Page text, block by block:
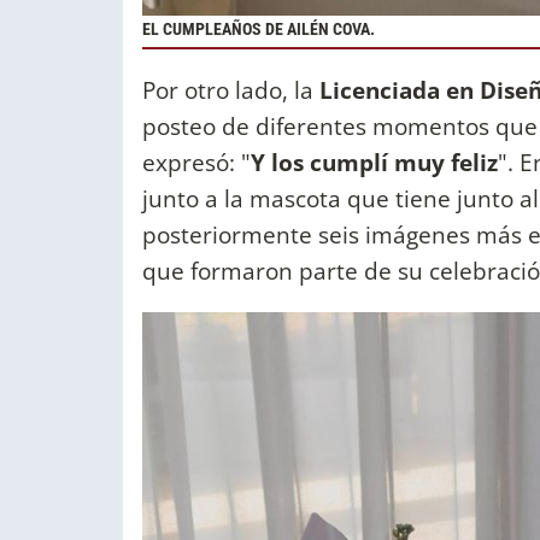
EL CUMPLEAÑOS DE AILÉN COVA.
Por otro lado, la Licenciada en
posteo de diferentes momentos
expresó: "Y los cumplí muy feliz".
junto a la mascota que tiene junto
posteriormente seis imágenes más
que formaron parte de su